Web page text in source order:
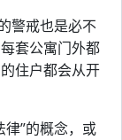
警戒也是必不
套公寓门外都
住户都会从开
”的概念，或